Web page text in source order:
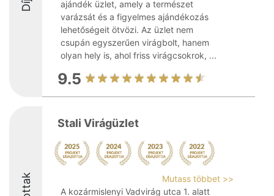
ajándék üzlet, amely a természet
varázsát és a figyelmes ajándékozás
lehetőségeit ötvözi. Az üzlet nem
csupán egyszerűen virágbolt, hanem
olyan hely is, ahol friss virágcsokrok, ...
9.5
Stali Virágüzlet
Mutass többet >>
A kozármislenyi Vadvirág utca 1. alatt